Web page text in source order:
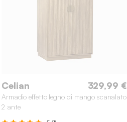
Celian 329,99 €
Armadio effetto legno di mango scanalato
2 ante